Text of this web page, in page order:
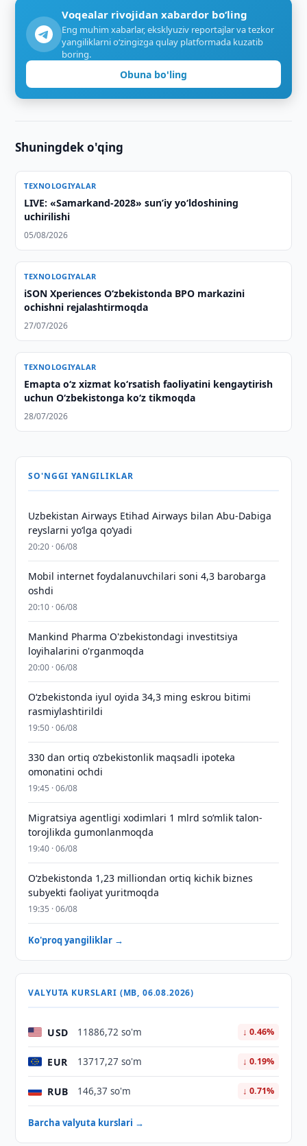
Voqealar rivojidan xabardor bo‘ling
Eng muhim xabarlar, eksklyuziv reportajlar va tezkor
yangiliklarni o‘zingizga qulay platformada kuzatib
boring.
Obuna bo'ling
Shuningdek o'qing
TEXNOLOGIYALAR
LIVE: «Samarkand-2028» sun’iy yo‘ldoshining
uchirilishi
05/08/2026
TEXNOLOGIYALAR
iSON Xperiences Oʻzbekistonda BPO markazini
ochishni rejalashtirmoqda
27/07/2026
TEXNOLOGIYALAR
Emapta oʻz xizmat koʻrsatish faoliyatini kengaytirish
uchun Oʻzbekistonga koʻz tikmoqda
28/07/2026
SO'NGGI YANGILIKLAR
Uzbekistan Airways Etihad Airways bilan Abu-Dabiga
reyslarni yo‘lga qo‘yadi
20:20 · 06/08
Mobil internet foydalanuvchilari soni 4,3 barobarga
oshdi
20:10 · 06/08
Mankind Pharma O'zbekistondagi investitsiya
loyihalarini o'rganmoqda
20:00 · 06/08
O‘zbekistonda iyul oyida 34,3 ming eskrou bitimi
rasmiylashtirildi
19:50 · 06/08
330 dan ortiq o‘zbekistonlik maqsadli ipoteka
omonatini ochdi
19:45 · 06/08
Migratsiya agentligi xodimlari 1 mlrd so‘mlik talon-
torojlikda gumonlanmoqda
19:40 · 06/08
O‘zbekistonda 1,23 milliondan ortiq kichik biznes
subyekti faoliyat yuritmoqda
19:35 · 06/08
Ko'proq yangiliklar →
VALYUTA KURSLARI (MB, 06.08.2026)
USD 11886,72 so'm ↓ 0.46%
EUR 13717,27 so'm ↓ 0.19%
RUB 146,37 so'm ↓ 0.71%
Barcha valyuta kurslari →